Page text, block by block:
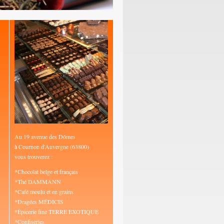
Au 19 avenue des Dômes
à Cournon d'Auvergne (63800)
vous trouverez :
*Chocolat belge et français
*Thé DAMMANN
*Café moulu et en grains
*Dragées MÉDICIS
*Épicerie fine TERRE EXOTIQUE
*Confiseries